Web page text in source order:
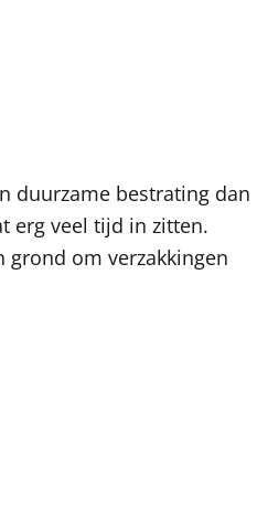
duurzame bestrating dan
erg veel tijd in zitten.
om verzakkingen